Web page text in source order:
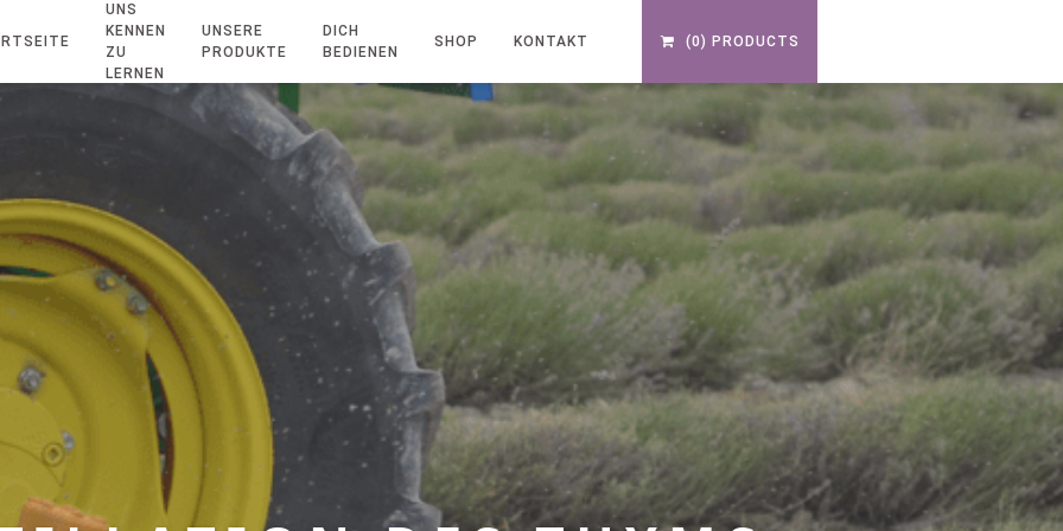
UNS
KENNEN
ZU
LERNEN
UNSERE
PRODUKTE
DICH
BEDIENEN
SHOP KONTAKT (0) PRODUCTS